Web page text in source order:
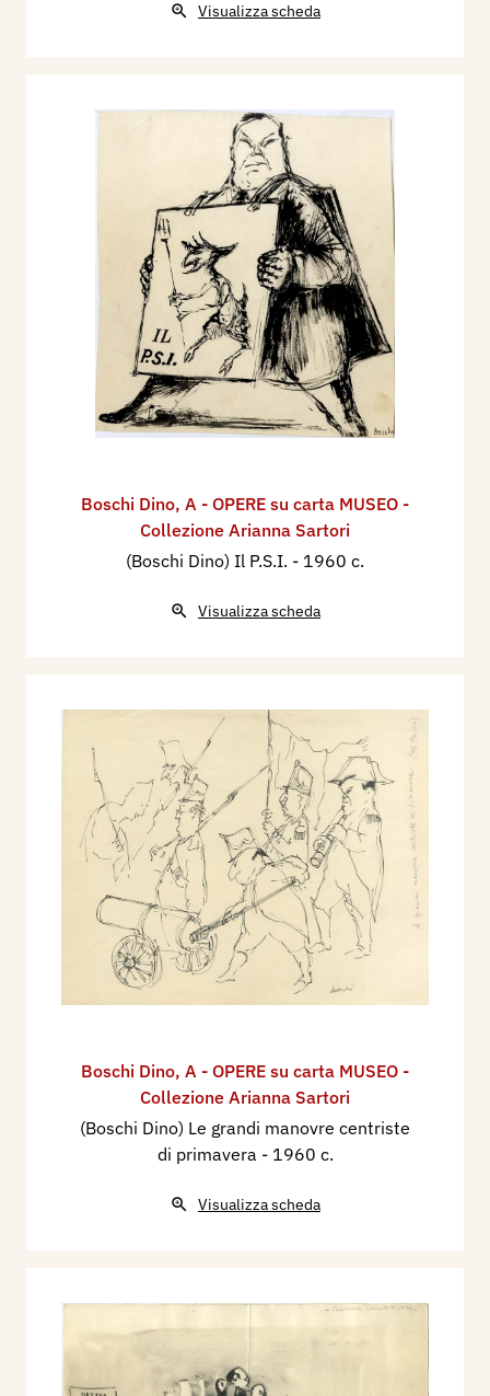
Visualizza scheda
Boschi Dino, A - OPERE su carta MUSEO -
Collezione Arianna Sartori
(Boschi Dino) Il P.S.I. - 1960 c.
Visualizza scheda
Boschi Dino, A - OPERE su carta MUSEO -
Collezione Arianna Sartori
(Boschi Dino) Le grandi manovre centriste
di primavera - 1960 c.
Visualizza scheda